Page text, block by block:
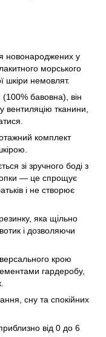
новонароджених у
морського
шкіри немовлят.
бавовна), він
вентиляцію тканини,
комплект
зі зручного боді з
— це спрощує
і не створює
яка щільно
і дозволяючи
крою
гардеробу,
сну та спокійних
від 0 до 6